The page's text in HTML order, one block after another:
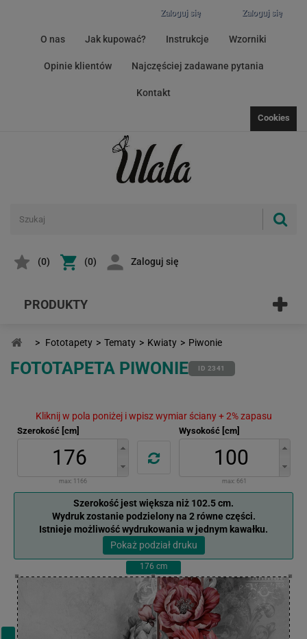
Zaloguj się
Zaloguj się
O nas Jak kupować? Instrukcje Wzorniki
Opinie klientów Najczęściej zadawane pytania
Kontakt
Cookies
(0) (0) Zaloguj się
PRODUKTY
> Fototapety > Tematy > Kwiaty > Piwonie
FOTOTAPETA PIWONIE ID 2341
Kliknij w pola poniżej i wpisz wymiar ściany + 2% zapasu
Szerokość [cm]
max: 1166
Wysokość [cm]
max: 661
Szerokość jest większa niż 102.5 cm.
Wydruk zostanie podzielony na 2 równe części.
Istnieje możliwość wydrukowania w jednym kawałku.
Pokaż podział druku
176 cm